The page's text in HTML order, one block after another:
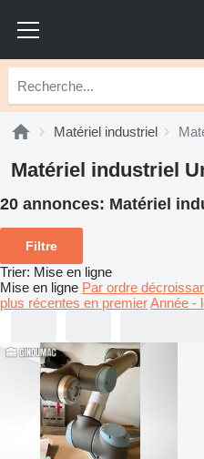
Matériel industriel
Matériel industriel
20 annonces: Matériel
Filtre
Trier: Mise en ligne
Mise en ligne Par ordre
plus récentes en premierAnnée -